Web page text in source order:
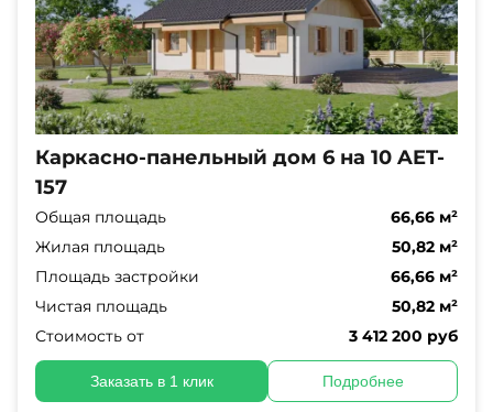
Каркасно-панельный дом 6 на 10 AET-
157
Общая площадь
66,66 м²
Жилая площадь
50,82 м²
Площадь застройки
66,66 м²
Чистая площадь
50,82 м²
Стоимость от
3 412 200 руб
Заказать в 1 клик Подробнее